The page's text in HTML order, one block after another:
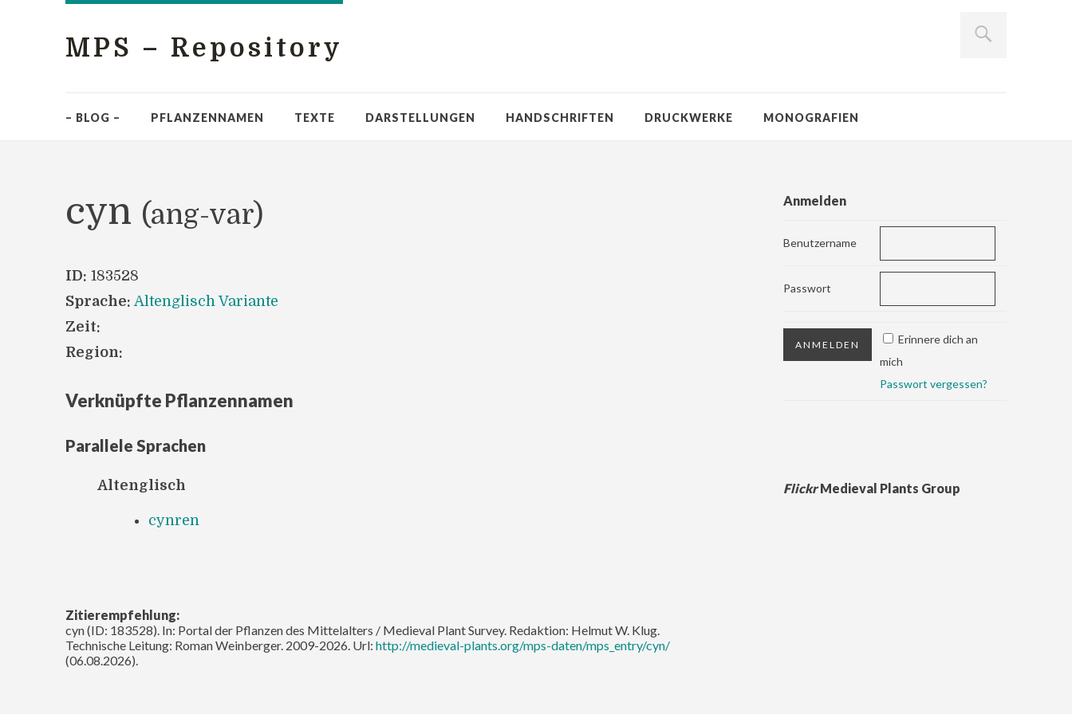
MPS – Repository
– BLOG – PFLANZENNAMEN TEXTE DARSTELLUNGEN HANDSCHRIFTEN DRUCKWERKE MONOGRAFIEN
cyn (ang-var)
ID: 183528
Sprache: Altenglisch Variante
Zeit:
Region:
Verknüpfte Pflanzennamen
Parallele Sprachen
Altenglisch
cynren
Zitierempfehlung:
cyn (ID: 183528). In: Portal der Pflanzen des Mittelalters / Medieval Plant Survey. Redaktion: Helmut W. Klug.
Technische Leitung: Roman Weinberger. 2009-2026. Url: http://medieval-plants.org/mps-daten/mps_entry/cyn/
(06.08.2026).
Anmelden
Benutzername
Passwort
Erinnere dich an
mich
Passwort vergessen?
FlickrMedieval Plants Group